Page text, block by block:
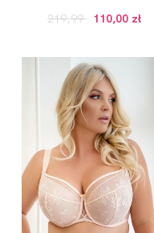
219,99 110,00 zł